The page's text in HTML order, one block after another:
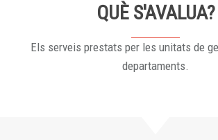
QUÈ S'AVALUA?
Els serveis prestats per les unitats de
departaments.